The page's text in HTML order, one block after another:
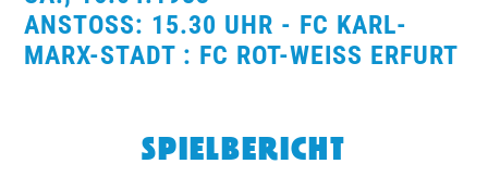
BUSINESS
SÜDKURVE
ANSTOSS: 15.30 UHR - FC KARL-M
ARX-STADT : FC ROT-WEISS ERFURT
SPIELBERICHT